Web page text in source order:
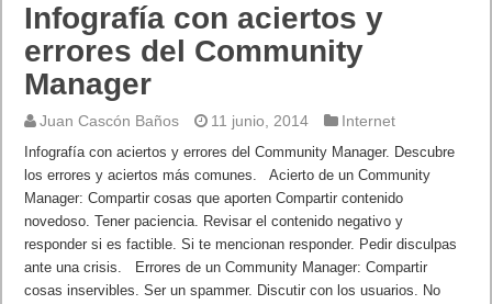
Infografía con aciertos y
errores del Community
Manager
Juan Cascón Baños 11 junio, 2014 Internet
Infografía con aciertos y errores del Community Manager. Descubre
los errores y aciertos más comunes. Acierto de un Community
Manager: Compartir cosas que aporten Compartir contenido
novedoso. Tener paciencia. Revisar el contenido negativo y
responder si es factible. Si te mencionan responder. Pedir disculpas
ante una crisis. Errores de un Community Manager: Compartir
cosas inservibles. Ser un spammer. Discutir con los usuarios. No